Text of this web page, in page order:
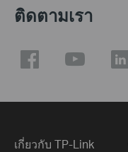
ติดตามเรา
เกี่ยวกับ TP-Link